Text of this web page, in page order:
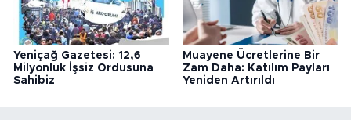
Yeniçağ Gazetesi: 12,6
Milyonluk İşsiz Ordusuna
Sahibiz
Muayene Ücretlerine Bir
Zam Daha: Katılım Payları
Yeniden Artırıldı